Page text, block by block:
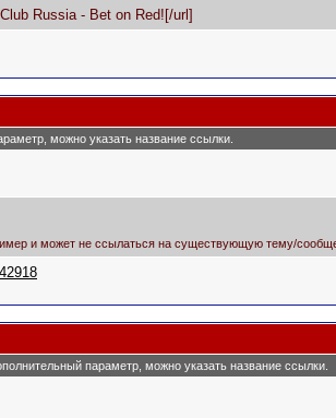
Russia - Bet on Red![/url]
можно указать название ссылки.
и может не ссылаться на существующую тему/
параметр, можно указать название ссылки.